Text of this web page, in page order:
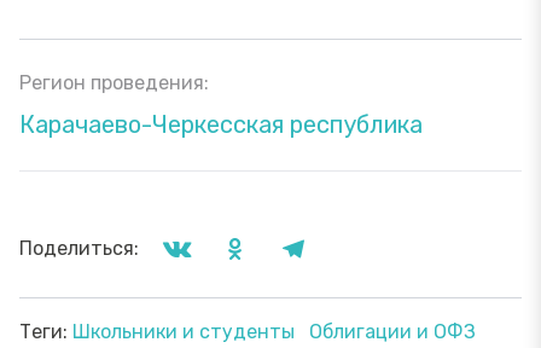
Регион проведения:
Карачаево-Черкесская республика
Поделиться:
Теги: Школьники и студенты Облигации и ОФЗ